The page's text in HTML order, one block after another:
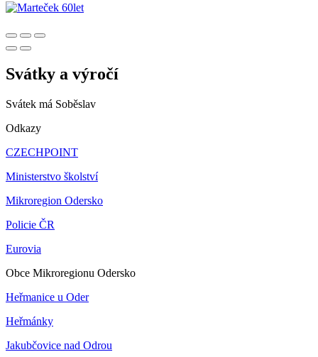
Svátky a výročí
Svátek má Soběslav
Odkazy
CZECHPOINT
Ministerstvo školství
Mikroregion Odersko
Policie ČR
Eurovia
Obce Mikroregionu Odersko
Heřmanice u Oder
Heřmánky
Jakubčovice nad Odrou